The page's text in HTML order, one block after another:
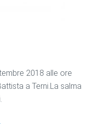
2018 alle ore
a Terni.La salma